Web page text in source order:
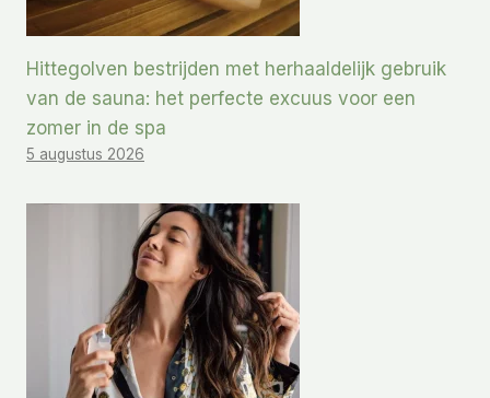
Hittegolven bestrijden met herhaaldelijk gebruik
van de sauna: het perfecte excuus voor een
zomer in de spa
5 augustus 2026